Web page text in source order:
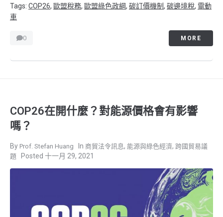
Tags: COP26, 歐盟稅務, 歐盟綠色政綱, 碳訂價機制, 碳邊境稅, 電動
車
0 MORE
COP26在開什麼？對能源價格會有影響
嗎？
Prof. Stefan Huang 商貿法令訊息, 能源與綠色經濟, 跨國貿易議
題
十一月 29, 2021